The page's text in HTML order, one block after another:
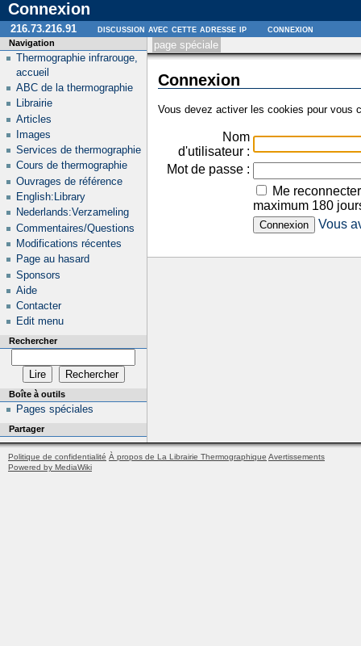
Connexion
page spéciale
Connexion
Vous devez activer les cookies pour vous
Nom
d'utilisateur :
Mot de passe :
Me
maximum 180
Vous
Navigation
Thermographie infrarouge,
accueil
ABC de la thermographie
Librairie
Articles
Images
Services de thermographie
Cours de thermographie
Ouvrages de référence
English:Library
Nederlands:Verzameling
Commentaires/Questions
Modifications récentes
Page au hasard
Sponsors
Aide
Contacter
Edit menu
Rechercher
Boîte à outils
Pages spéciales
Partager
216.73.216.91 discussion avec cette adresse ip connexion
Politique de confidentialité À propos de La Librairie Thermographique Avertissements
Powered by MediaWiki